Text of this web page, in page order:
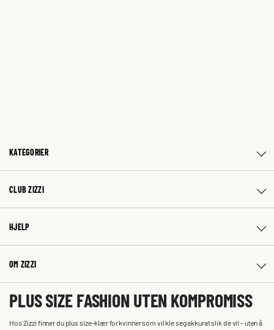
KATEGORIER
CLUB ZIZZI
HJELP
OM ZIZZI
PLUS SIZE FASHION UTEN KOMPROMISS
Hos Zizzi finner du plus size-klær for kvinner som vil kle seg akkurat slik de vil – uten å